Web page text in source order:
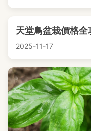
天堂鳥盆栽價格
2025-11-17